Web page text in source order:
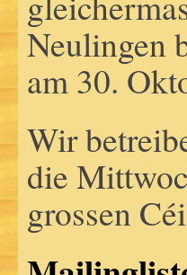
Neulingen
am 30.
Wir
die
grossen